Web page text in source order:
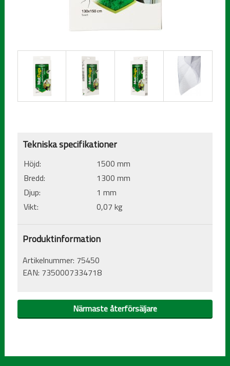
Tekniska specifikationer
Höjd:
1500 mm
Bredd:
1300 mm
Djup:
1 mm
Vikt:
0,07 kg
Produktinformation
Artikelnummer: 75450
EAN: 7350007334718
Närmaste återförsäljare